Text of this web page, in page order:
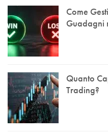
Come
Guadagni
Quanto
Trading?